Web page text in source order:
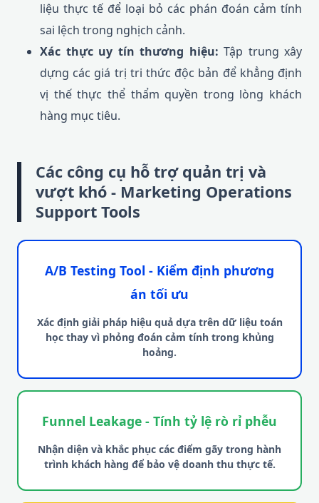
liệu thực tế để loại bỏ các phán đoán cảm tính
sai lệch trong nghịch cảnh.
Xác thực uy tín thương hiệu: Tập trung xây
dựng các giá trị tri thức độc bản để khẳng định
vị thế thực thể thẩm quyền trong lòng khách
hàng mục tiêu.
Các công cụ hỗ trợ quản trị và
vượt khó - Marketing Operations
Support Tools
A/B Testing Tool - Kiểm định phương
án tối ưu
Xác định giải pháp hiệu quả dựa trên dữ liệu toán
học thay vì phỏng đoán cảm tính trong khủng
hoảng.
Funnel Leakage - Tính tỷ lệ rò rỉ phễu
Nhận diện và khắc phục các điểm gãy trong hành
trình khách hàng để bảo vệ doanh thu thực tế.